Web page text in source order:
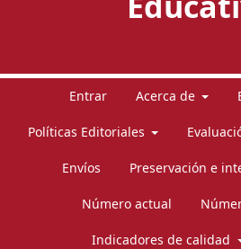
Entrar Acerca de
Políticas Editoriales
Envíos Preservación e
Número actual
Indicadores de calidad